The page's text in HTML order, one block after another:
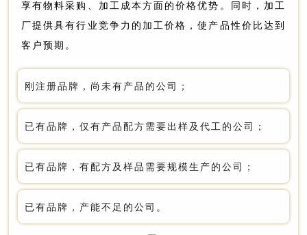
享有物料采购、加工成本方面的价格优势。同时，加工
厂提供具有行业竞争力的加工价格，使产品性价比达到
客户预期。
刚注册品牌，尚未有产品的公司；
已有品牌，仅有产品配方需要出样及代工的公司；
已有品牌，有配方及样品需要规模生产的公司；
已有品牌，产能不足的公司。